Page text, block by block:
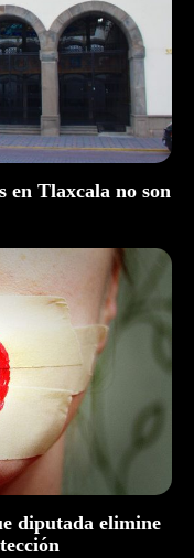
en Tlaxcala no son
diputada elimine